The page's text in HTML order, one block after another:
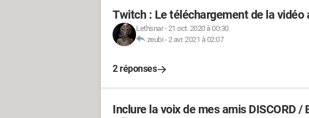
Twitch : Le téléchargement de la vidéo
Lethsnar-21 oct. 2020 à 00:30
zeubi -2 avr. 2021 à 02:07
2 réponses
Inclure la voix de mes amis DISCORD